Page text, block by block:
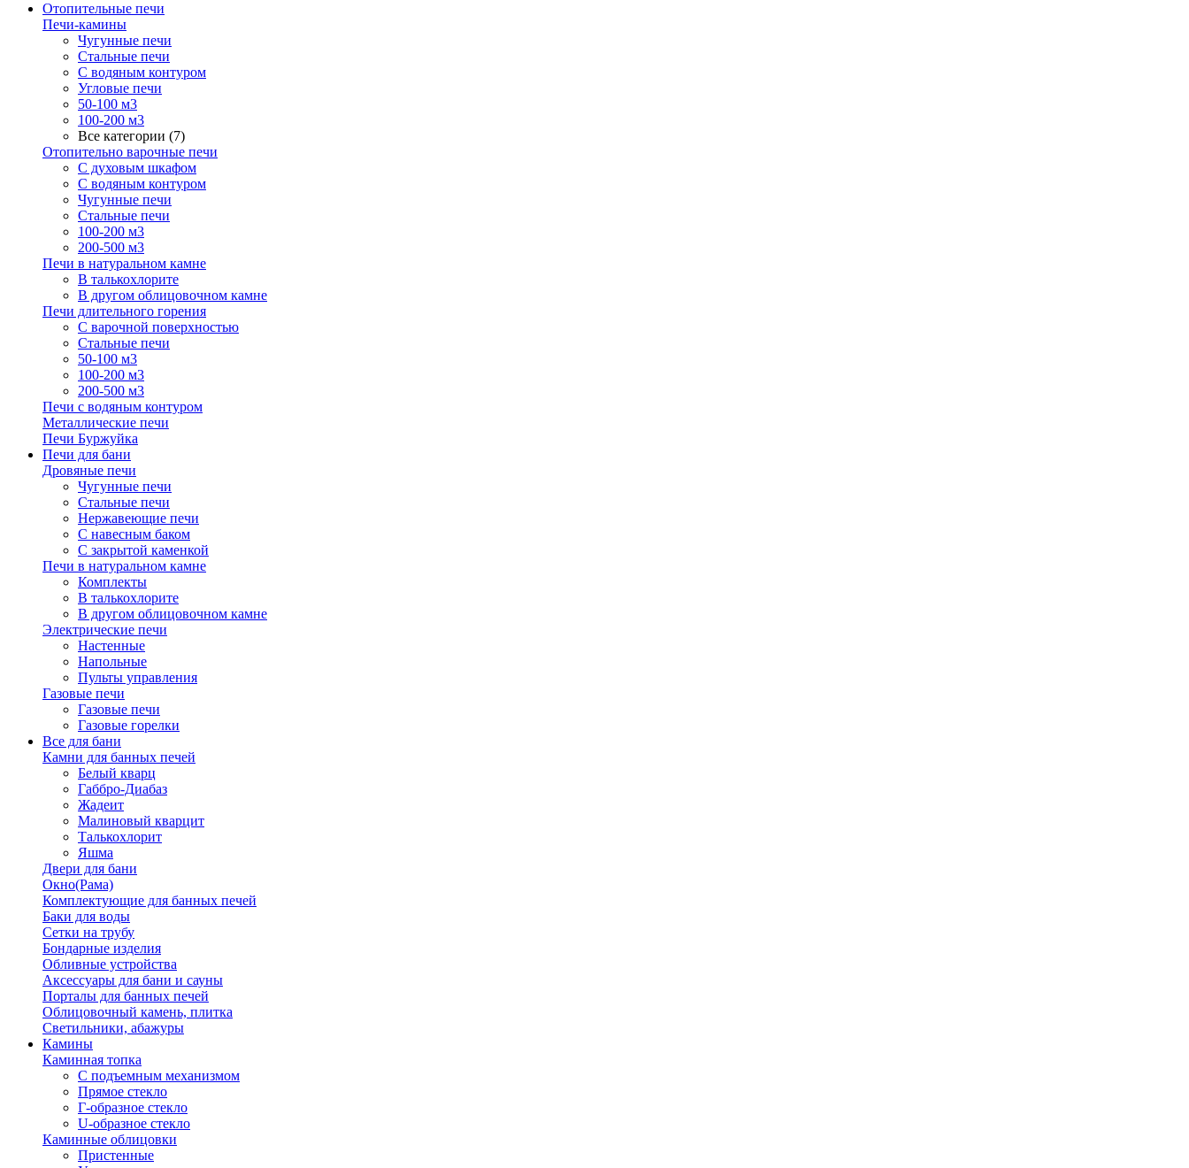
Отопительные печи
Печи-камины
Чугунные печи
Стальные печи
С водяным контуром
Угловые печи
50-100 м3
100-200 м3
Все категории (7)
Отопительно варочные печи
С духовым шкафом
С водяным контуром
Чугунные печи
Стальные печи
100-200 м3
200-500 м3
Печи в натуральном камне
В талькохлорите
В другом облицовочном камне
Печи длительного горения
С варочной поверхностью
Стальные печи
50-100 м3
100-200 м3
200-500 м3
Печи с водяным контуром
Металлические печи
Печи Буржуйка
Печи для бани
Дровяные печи
Чугунные печи
Стальные печи
Нержавеющие печи
С навесным баком
С закрытой каменкой
Печи в натуральном камне
Комплекты
В талькохлорите
В другом облицовочном камне
Электрические печи
Настенные
Напольные
Пульты управления
Газовые печи
Газовые печи
Газовые горелки
Все для бани
Камни для банных печей
Белый кварц
Габбро-Диабаз
Жадеит
Малиновый кварцит
Талькохлорит
Яшма
Двери для бани
Окно(Рама)
Комплектующие для банных печей
Баки для воды
Сетки на трубу
Бондарные изделия
Обливные устройства
Аксессуары для бани и сауны
Порталы для банных печей
Облицовочный камень, плитка
Светильники, абажуры
Камины
Каминная топка
С подъемным механизмом
Прямое стекло
Г-образное стекло
U-образное стекло
Каминные облицовки
Пристенные